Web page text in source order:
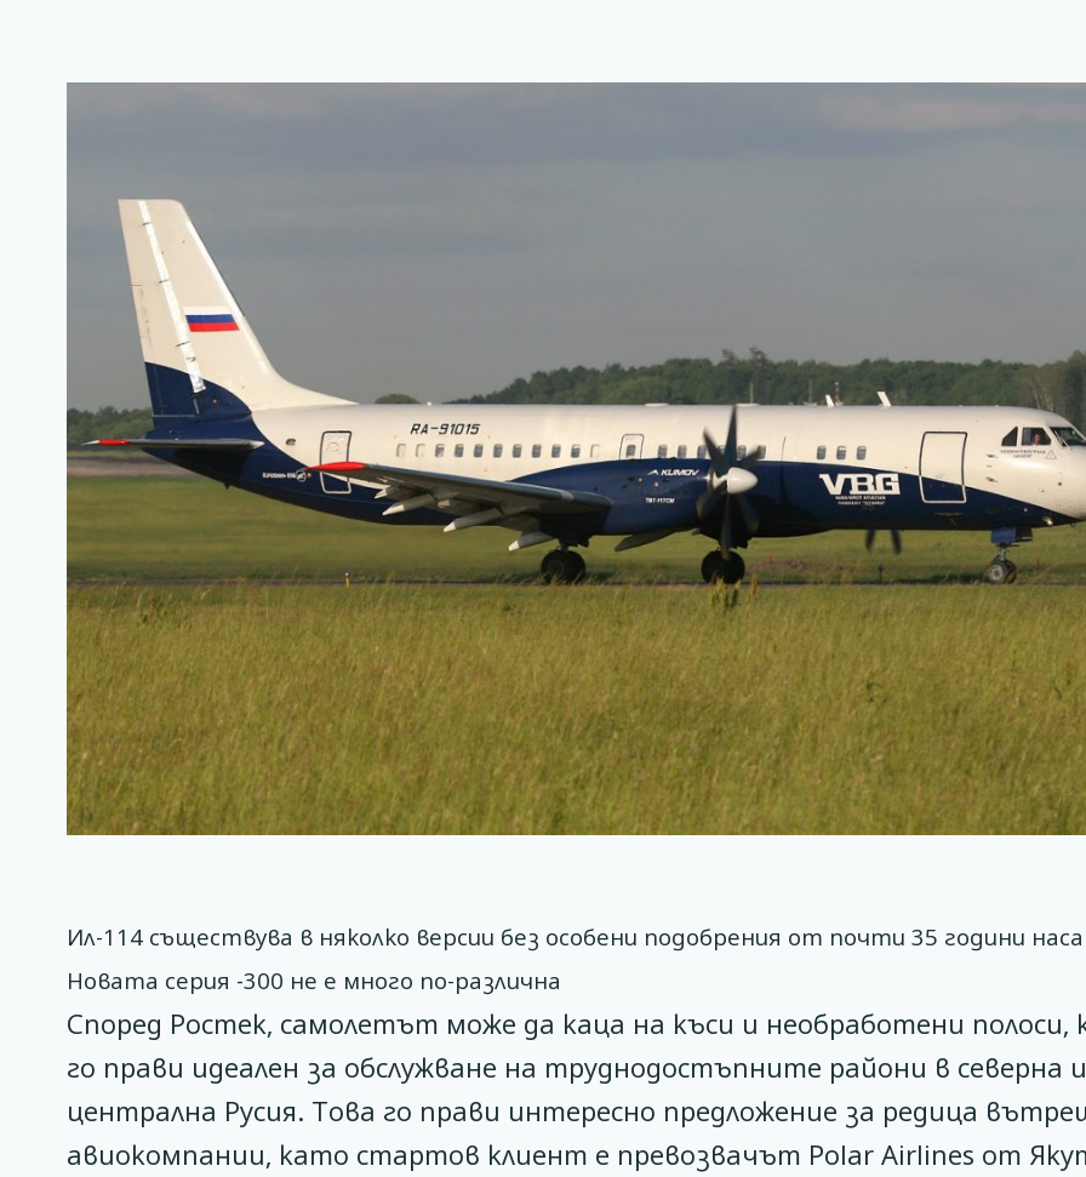
Ил-114 съществува в няколко версии без особени подобрения от почти 35 години
Новата серия -300 не е много по-различна
Според Ростек, самолетът може да каца на къси и необработени полоси,
го прави идеален за обслужване на труднодостъпните райони в северна и
централна Русия. Това го прави интересно предложение за редица
авиокомпании, като стартов клиент е превозвачът Polar Airlines от